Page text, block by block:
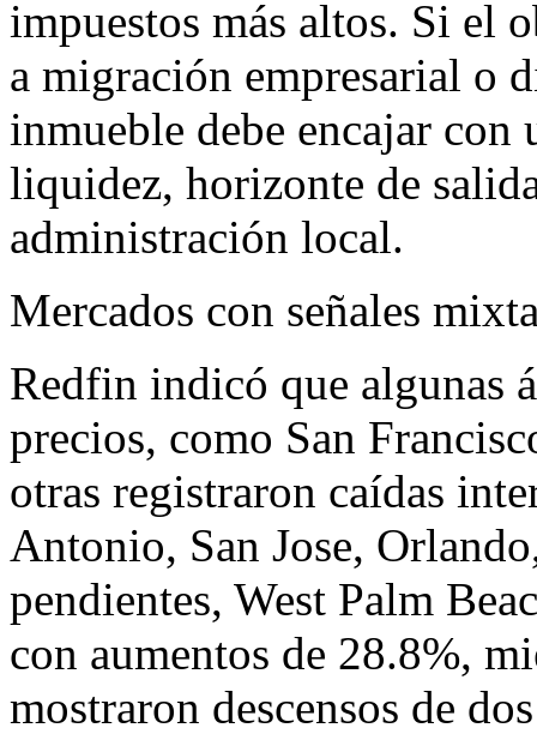
impuestos más altos. Si el
a migración empresarial o
inmueble debe encajar con
liquidez, horizonte de
administración local.
Mercados con señales
Redfin indicó que algunas
precios, como San
otras registraron caídas
Antonio, San Jose,
pendientes, West Palm
con aumentos de 28.8%,
mostraron descensos de